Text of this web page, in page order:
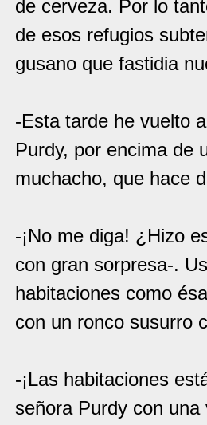
de cerveza. Por lo
de esos refugios
gusano que fastidia
-Esta tarde he vuelto
Purdy, por encima de
muchacho, que hace
-¡No me diga! ¿Hizo
con gran sorpresa-.
habitaciones como
con un ronco susurro
-¡Las habitaciones
señora Purdy con